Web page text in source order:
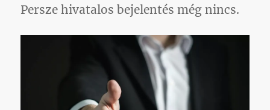
Persze hivatalos bejelentés még nincs.